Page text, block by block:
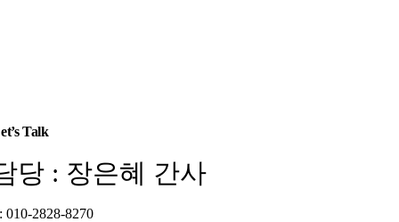
Talk
당 : 장은혜 간사
010-2828-8270